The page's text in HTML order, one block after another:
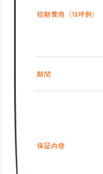
初期費用（18坪例）
期間
保証内容